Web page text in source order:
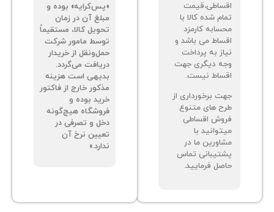
شده کالا با
می باشد و
به پرداخت
دیگری جهت
برخورداری از
های متنوع
تماس
«پس‌کرایه» بوده و
مبلغ آن در زمان
تحویل کالا، مستقیماً
توسط مامور شرکت
حمل‌ونقل از خریدار
دریافت می‌گردد.
بدیهی است هزینه
مذکور خارج از فاکتور
فروشگاه هیچ‌گونه
دخل و تصرفی در